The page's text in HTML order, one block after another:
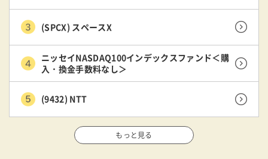
(SPCX) スペースX
ニッセイNASDAQ100インデックスファンド＜購
入・換金手数料なし＞
(9432) NTT
もっと見る